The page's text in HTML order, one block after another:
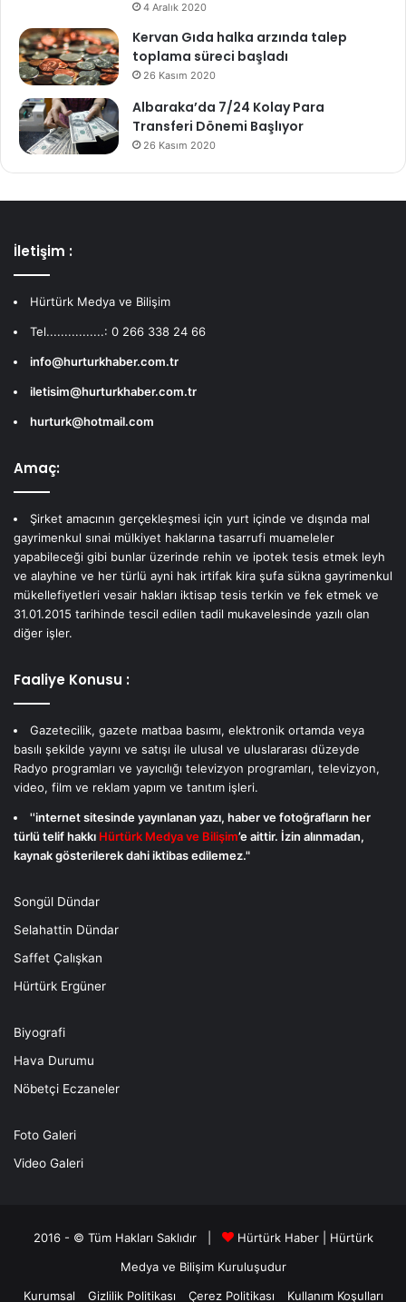
4 Aralık 2020
Kervan Gıda halka arzında talep
toplama süreci başladı
26 Kasım 2020
Albaraka’da 7/24 Kolay Para
Transferi Dönemi Başlıyor
26 Kasım 2020
İletişim :
Hürtürk Medya ve Bilişim
Tel................: 0 266 338 24 66
info@hurturkhaber.com.tr
iletisim@hurturkhaber.com.tr
hurturk@hotmail.com
Amaç:
Şirket amacının gerçekleşmesi için yurt içinde ve dışında mal
gayrimenkul sınai mülkiyet haklarına tasarrufi muameleler
yapabileceği gibi bunlar üzerinde rehin ve ipotek tesis etmek leyh
ve alayhine ve her türlü ayni hak irtifak kira şufa sükna gayrimenkul
mükellefiyetleri vesair hakları iktisap tesis terkin ve fek etmek ve
31.01.2015 tarihinde tescil edilen tadil mukavelesinde yazılı olan
diğer işler.
Faaliye Konusu :
Gazetecilik, gazete matbaa basımı, elektronik ortamda veya
basılı şekilde yayını ve satışı ile ulusal ve uluslararası düzeyde
Radyo programları ve yayıcılığı televizyon programları, televizyon,
video, film ve reklam yapım ve tanıtım işleri.
''internet sitesinde yayınlanan yazı, haber ve fotoğrafların her
türlü telif hakkı Hürtürk Medya ve Bilişim’e aittir. İzin alınmadan,
kaynak gösterilerek dahi iktibas edilemez."
Songül Dündar
Selahattin Dündar
Saffet Çalışkan
Hürtürk Ergüner
Biyografi
Hava Durumu
Nöbetçi Eczaneler
Foto Galeri
Video Galeri
2016 - © Tüm Hakları Saklıdır | Hürtürk Haber
Hürtürk
Medya ve BilişimKuruluşudur
Kurumsal
Gizlilik Politikası Çerez Politikası Kullanım Koşulları